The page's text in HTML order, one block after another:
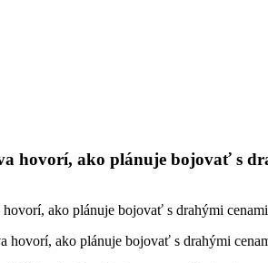
hovorí, ako plánuje bojovať s
ako plánuje bojovať s drahými